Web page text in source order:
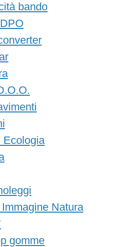
bando
Ecologia
Natura
gomme